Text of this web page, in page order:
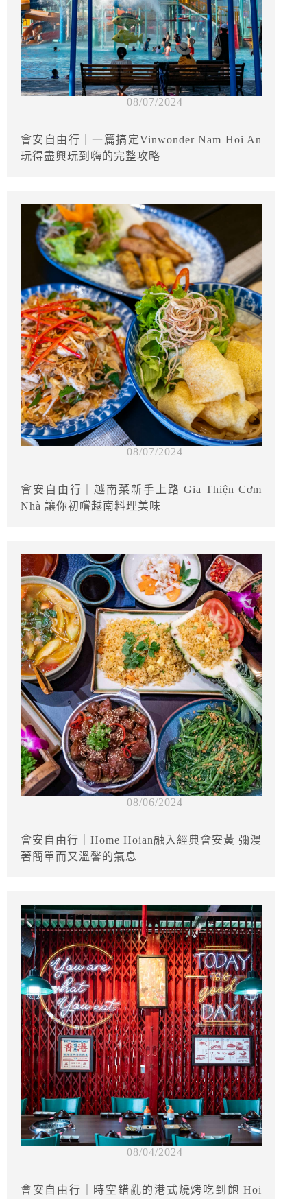
08/07/2024
會安自由行｜一篇搞定Vinwonder Nam Hoi An
玩得盡興玩到嗨的完整攻略
08/07/2024
會安自由行｜越南菜新手上路 Gia Thiện Cơm
Nhà 讓你初嚐越南料理美味
08/06/2024
會安自由行｜Home Hoian融入經典會安黃 彌漫
著簡單而又溫馨的氣息
08/04/2024
會安自由行｜時空錯亂的港式燒烤吃到飽 Hoi